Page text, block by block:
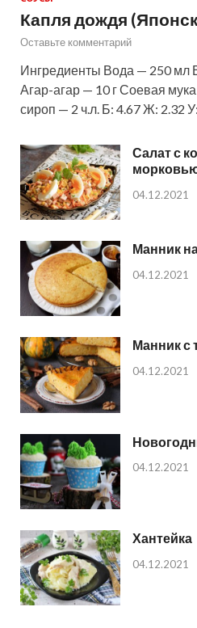
Капля дождя
Оставьте комментарий
Ингредиенты Вода — 250 мл
Агар-агар — 10 г Соевая
сироп — 2 ч.л. Б: 4.67 Ж: 2.32
Салат с
04.12.2021
Манник
04.12.2021
Манник с
04.12.2021
04.12.2021
Хантейка
04.12.2021